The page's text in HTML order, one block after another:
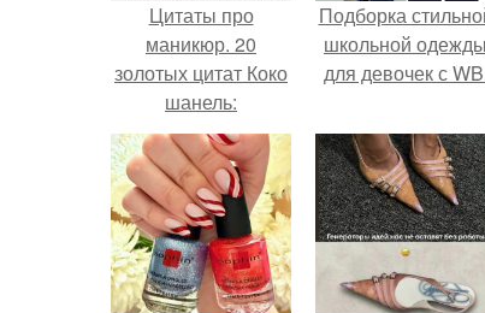
Цитаты про
маникюр. 20
золотых цитат Коко
шанель:
Подборка
школьной одежды
для девочек с